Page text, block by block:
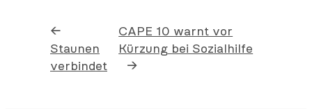
←
Staunen
verbindet
CAPE 10 warnt vor
Kürzung bei Sozialhilfe
→